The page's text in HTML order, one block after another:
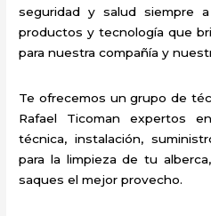
seguridad y salud siempre
productos y tecnología que
para nuestra compañía y
Te ofrecemos un grupo de
Rafael Ticoman expertos
técnica, instalación,
para la limpieza de tu
saques el mejor provecho.